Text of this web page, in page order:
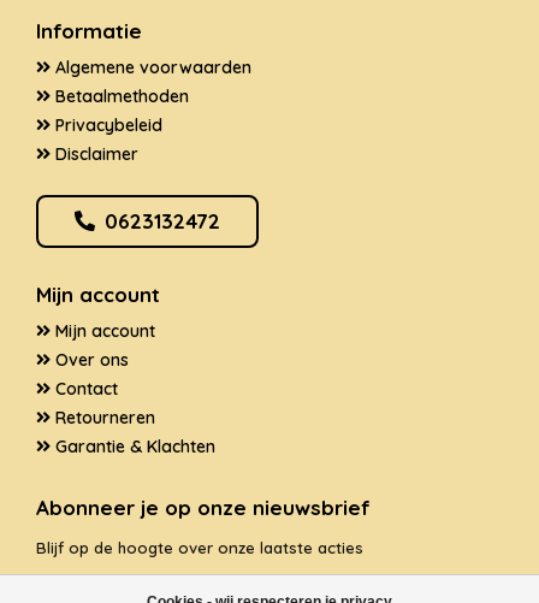
Informatie
Algemene voorwaarden
Betaalmethoden
Privacybeleid
Disclaimer
0623132472
Mijn account
Mijn account
Over ons
Contact
Retourneren
Garantie & Klachten
Abonneer je op onze nieuwsbrief
Blijf op de hoogte over onze laatste acties